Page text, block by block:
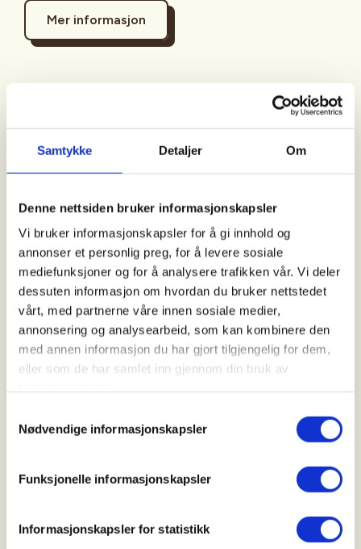
Samtykke Detaljer Om
Denne nettsiden bruker informasjonskapsler
Vi bruker informasjonskapsler for å gi innhold og
annonser et personlig preg, for å levere sosiale
mediefunksjoner og for å analysere trafikken vår. Vi deler
dessuten informasjon om hvordan du bruker nettstedet
vårt, med partnerne våre innen sosiale medier,
annonsering og analysearbeid, som kan kombinere den
med annen informasjon du har gjort tilgjengelig for dem,
eller som de har samlet inn gjennom din bruk av
Nødvendige informasjonskapsler
Funksjonelle informasjonskapsler
Informasjonskapsler for statistikk
Mer informasjon
Drangedal
Tid
05. Sep 2026
Kl. 07.00 - 19.00
Arrangør
Drangedal JFF
Kontaktperson
bbo2@live.no
Jakten foregår ved drivjakt med og uten hund.